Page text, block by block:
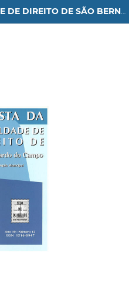
REVISTA DA FACULDADE DE DIREITO DE SÃO BERNARDO DO CAMPO